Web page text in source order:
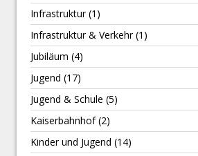
Infrastruktur(1)
Infrastruktur & Verkehr(1)
Jubiläum (4)
Jugend (17)
Jugend & Schule (5)
Kaiserbahnhof(2)
Kinder und Jugend (14)